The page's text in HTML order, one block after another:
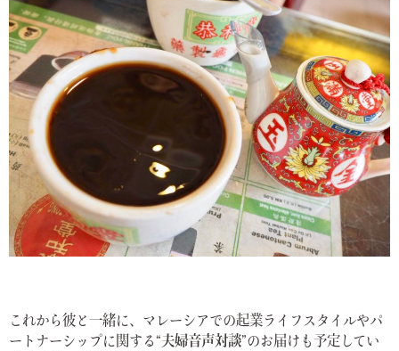
これから彼と一緒に、マレーシアでの起業ライフスタイルやパ
ートナーシップに関する“夫婦音声対談”のお届けも予定してい